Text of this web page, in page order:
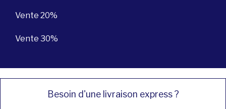
Vente 20%
Vente 30%
Besoin d'une livraison express ?